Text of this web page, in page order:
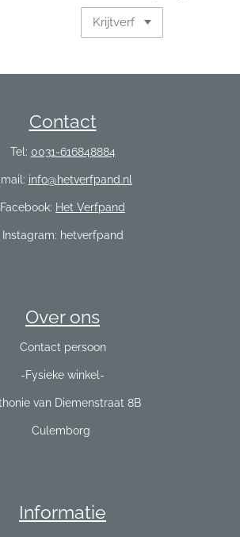
Contact
Tel: 0031-616848884
info@hetverfpand.nl
Facebook: Het Verfpand
Instagram: hetverfpand
Over ons
Contact persoon
-Fysieke winkel-
van Diemenstraat 8B
Culemborg
Informatie